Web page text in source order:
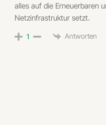
alles auf die Erneuerbaren
Netzinfrastruktur setzt.
1 Antworten